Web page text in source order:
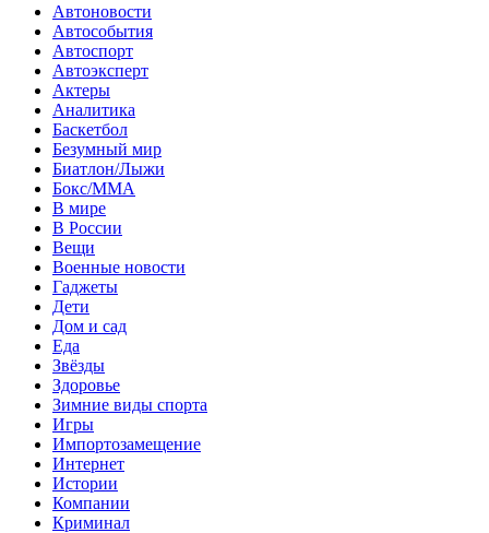
Автоновости
Автособытия
Автоспорт
Автоэксперт
Актеры
Аналитика
Баскетбол
Безумный мир
Биатлон/Лыжи
Бокс/MMA
В мире
В России
Вещи
Военные новости
Гаджеты
Дети
Дом и сад
Еда
Звёзды
Здоровье
Зимние виды спорта
Игры
Импортозамещение
Интернет
Истории
Компании
Криминал